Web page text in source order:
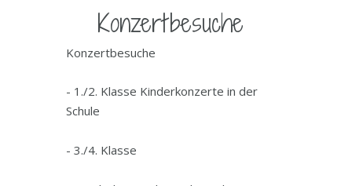
Konzertbesuche
Konzertbesuche
- 1./2. Klasse Kinderkonzerte in der
Schule
- 3./4. Klasse